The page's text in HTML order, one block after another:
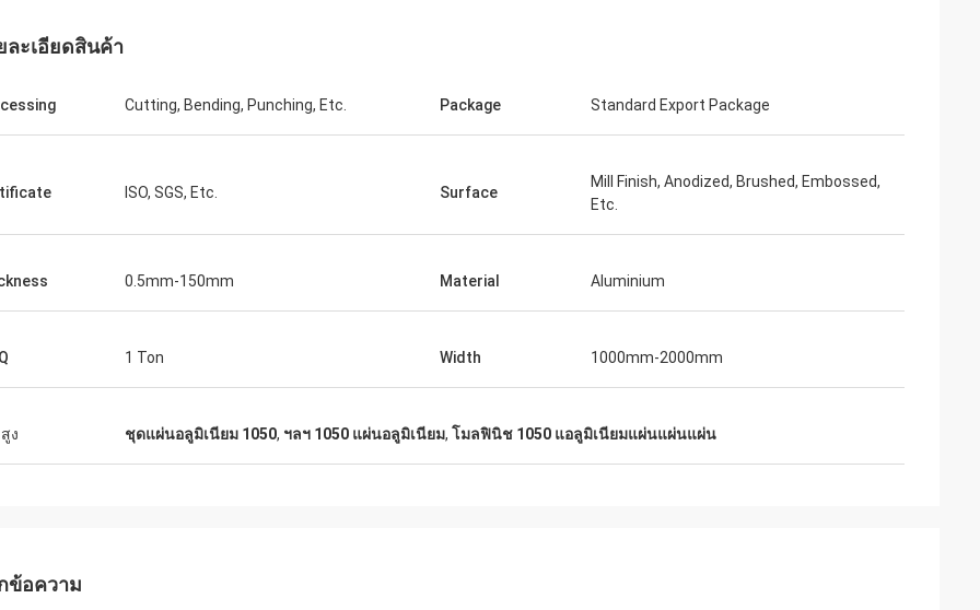
ร่วมมือของเราในช่วงสิบปีที่ผ่านมา
ละเอียดสินค้า
Cutting, Bending, Punching, Etc. Package Standard Export Package
ISO, SGS, Etc. Surface
Mill Finish, Anodized, Brushed, Embossed,
Etc.
0.5mm-150mm Material Aluminium
1 Ton Width 1000mm-2000mm
ง ชุดแผ่นอลูมิเนียม 1050, ฯลฯ 1050 แผ่นอลูมิเนียม, โมลฟินิช 1050 แอลูมิเนียมแผ่นแผ่นแผ่น
ข้อความ